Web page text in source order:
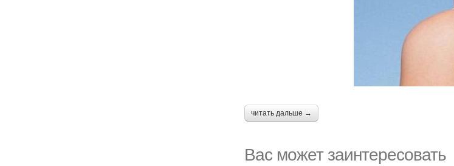
читать дальше →
Вас может заинтересовать